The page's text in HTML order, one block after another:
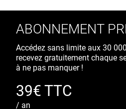
ABONNEMENT
Accédez sans limite aux 30
recevez gratuitement chaque
à ne pas manquer !
39€ TTC
/ an